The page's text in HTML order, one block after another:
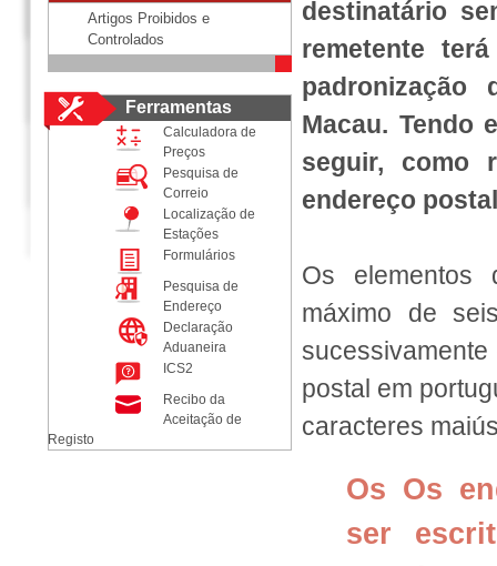
Artigos Proibidos e
Controlados
Ferramentas
Calculadora de
Preços
Pesquisa de
Correio
Localização de
Estações
Formulários
Pesquisa de
Endereço
Declaração
Aduaneira
ICS2
Recibo da
Aceitação de
Registo
destinatário
remetente
Macau. Tendo
seguir, como
endereço
Os elementos
máximo de
postal em
caracteres
Os Os
ser